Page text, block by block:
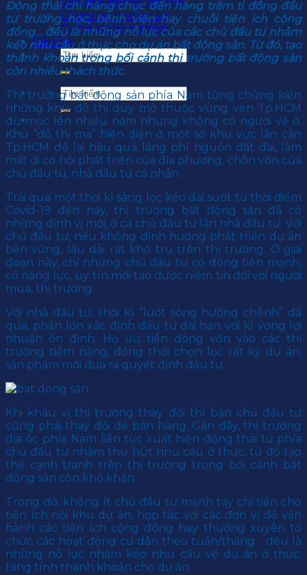
Chính sách nhân sự
Cơ hội nghề nghiệp
Liên hệ
Động thái chi hàng chục đến hàng trăm tỉ đồng đầu
tư trường học, bệnh viện hay chuỗi tiện ích cộng
đồng… đều là những nỗ lực của các chủ đầu tư nhằm
kéo nhu cầu ở thực cho dự án bất động sản. Từ đó, tạo
thanh khoản trong bối cảnh thị trường bất động sản
còn nhiều thách thức.
Thị trường bất động sản phía Nam từng chứng kiến
những khu đô thị quy mô thuộc vùng ven Tp.HCM
dù mọc lên nhiều năm nhưng không có người về ở.
Khu “đô thị ma” hiện diện ở một số khu vực lân cận
Tp.HCM để lại hậu quả lãng phí nguồn đất đai, làm
mất đi cơ hội phát triển của địa phương, chôn vốn của
chủ đầu tư, nhà đầu tư cá nhân.
Trải qua một thời kì sàng lọc kéo dài suốt từ thời điểm
Covid-19 đến nay, thị trường bất động sản đã có
những định vị mới, ở cả chủ đầu tư lẫn nhà đầu tư. Với
chủ đầu tư, nếu không định hướng phát triển dự án
bền vững, lâu dài rất khó trụ trên thị trường. Ở giai
đoạn này, chỉ những chủ đầu tư có dòng tiền mạnh,
có năng lực, uy tín mới tạo được niềm tin đối với người
mua, thị trường.
Với nhà đầu tư, thời kì “lướt sóng hưởng chênh” đã
qua, phần lớn xác định đầu tư dài hạn với kì vọng lợi
nhuận ổn định. Họ ưu tiên dòng vốn vào các thị
trường tiềm năng, đồng thời chọn lọc rất kỹ dự án,
sản phẩm mới đưa ra quyết định đầu tư.
Khi khẩu vị thị trường thay đổi thì bản chủ đầu tư
cũng phải thay đổi để bán hàng. Gần đây, thị trường
địa ốc phía Nam liên tục xuất hiện động thái từ phía
chủ đầu tư nhằm thu hút nhu cầu ở thực, từ đó tạo
thế cạnh tranh trên thị trường trong bối cảnh bất
động sản còn khó khăn.
Trong đó, không ít chủ đầu tư mạnh tay chi tiền cho
tiện ích nội khu dự án, hợp tác với các đơn vị để vận
hành các tiện ích cộng đồng hay thường xuyên tổ
chức các hoạt động cư dân theo tuần/tháng… đều là
những nỗ lực nhằm kéo nhu cầu về dự án ở thực,
tăng tính thanh khoản cho dự án.